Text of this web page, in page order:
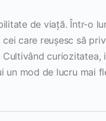
de viață. Într-o
care reușesc să
curiozitatea,
mod de lucru mai